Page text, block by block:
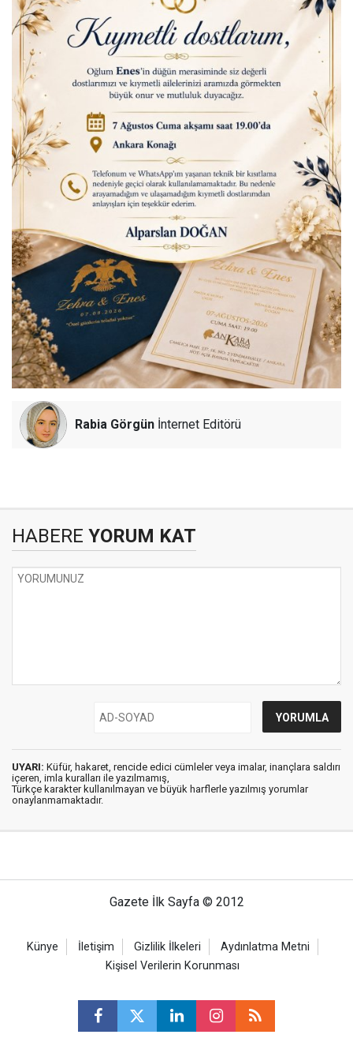
Rabia Görgün İnternet Editörü
HABERE YORUM KAT
UYARI: Küfür, hakaret, rencide edici cümleler veya imalar, inançlara saldırı
içeren, imla kuralları ile yazılmamış,
Türkçe karakter kullanılmayan ve büyük harflerle yazılmış yorumlar
onaylanmamaktadır.
Gazete İlk Sayfa © 2012
Künye İletişim Gizlilik İlkeleri
Aydınlatma Metni
Kişisel Verilerin Korunması